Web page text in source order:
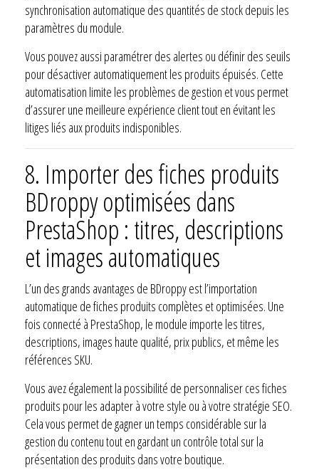
synchronisation automatique des quantités de stock depuis les
paramètres du module.
Vous pouvez aussi paramétrer des alertes ou définir des seuils
pour désactiver automatiquement les produits épuisés. Cette
automatisation limite les problèmes de gestion et vous permet
d’assurer une meilleure expérience client tout en évitant les
litiges liés aux produits indisponibles.
8. Importer des fiches produits
BDroppy optimisées dans
PrestaShop : titres, descriptions
et images automatiques
L’un des grands avantages de BDroppy est l’importation
automatique de fiches produits complètes et optimisées. Une
fois connecté à PrestaShop, le module importe les titres,
descriptions, images haute qualité, prix publics, et même les
références SKU.
Vous avez également la possibilité de personnaliser ces fiches
produits pour les adapter à votre style ou à votre stratégie SEO.
Cela vous permet de gagner un temps considérable sur la
gestion du contenu tout en gardant un contrôle total sur la
présentation des produits dans votre boutique.